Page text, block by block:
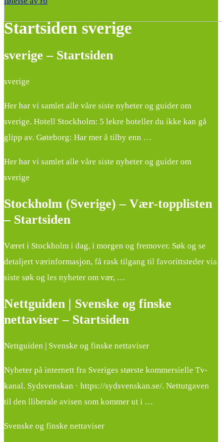
Startsiden sverige
sverige – Startsiden
sverige
Her har vi samlet alle våre siste nyheter og guider om
sverige. Hotell Stockholm: 5 lekre hoteller du ikke kan gå
glipp av. Gøteborg: Har mer å tilby enn …
Her har vi samlet alle våre siste nyheter og guider om
sverige
Stockholm (Sverige) – Vær-topplisten
– Startsiden
Været i Stockholm i dag, i morgen og fremover. Søk og se
detaljert værinformasjon, få rask tilgang til favorittsteder via
siste søk og les nyheter om vær, …
Nettguiden | Svenske og finske
nettaviser – Startsiden
Nettguiden | Svenske og finske nettaviser
Nyheter på internett fra Sveriges største kommersielle Tv-
kanal. Sydsvenskan · https://sydsvenskan.se/. Nettutgaven
til den lliberale avisen som kommer ut i …
Svenske og finske nettaviser